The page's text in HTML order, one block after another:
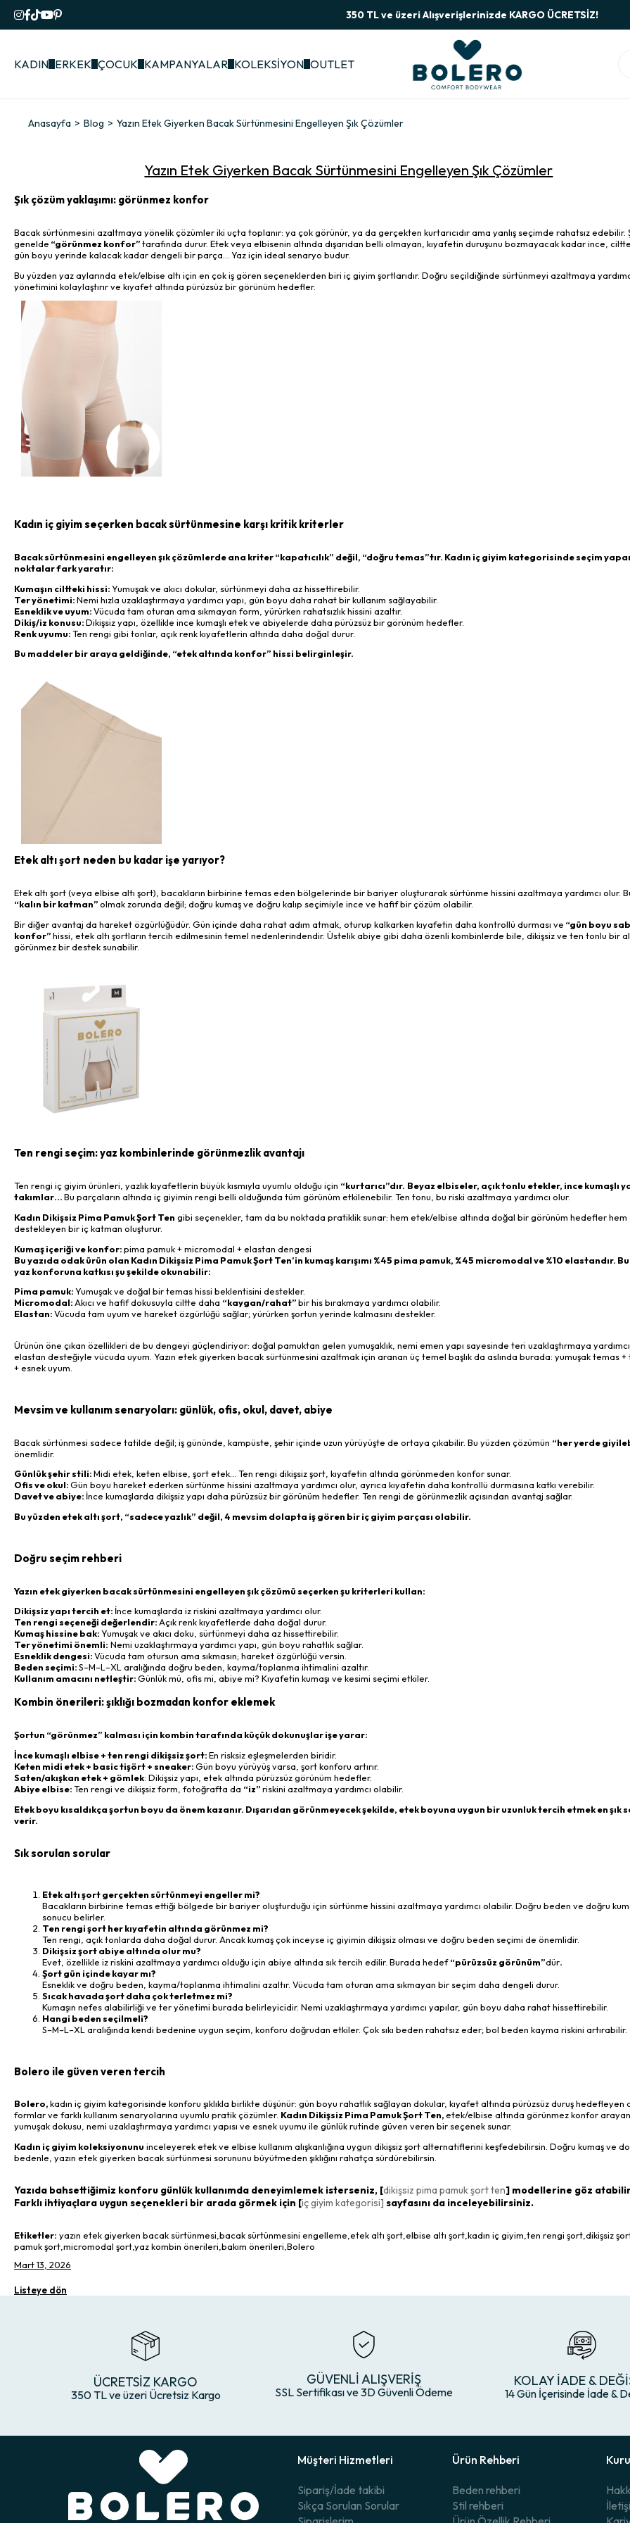
350 TL ve üzeri Alışverişlerinizde KARGO ÜCRETSİZ!
KADIN ERKEK ÇOCUK KAMPANYALAR KOLEKSİYON OUTLET
Anasayfa Blog Yazın Etek Giyerken Bacak Sürtünmesini Engelleyen Şık Çözümler
Yazın Etek Giyerken Bacak Sürtünmesini Engelleyen Şık Çözümler
Şık çözüm yaklaşımı: görünmez konfor
Bacak sürtünmesini azaltmaya yönelik çözümler iki uçta toplanır: ya çok görünür, ya da gerçekten kurtarıcıdır ama yanlış seçimde rahatsız edebilir.
genelde “görünmez konfor”tarafında durur. Etek veya elbisenin altında dışarıdan belli olmayan, kıyafetin duruşunu bozmayacak kadar ince,
gün boyu yerinde kalacak kadar dengeli bir parça… Yaz için ideal senaryo budur.
Bu yüzden yaz aylarında etek/elbise altı için en çok iş gören seçeneklerden biri iç giyim şortlarıdır. Doğru seçildiğinde sürtünmeyi azaltmaya
yönetimini kolaylaştırır ve kıyafet altında pürüzsüz bir görünüm hedefler.
Kadın iç giyim seçerken bacak sürtünmesine karşı kritik kriterler
Bacak sürtünmesini engelleyen şık çözümlerde ana kriter “kapatıcılık” değil, “doğru temas”tır. Kadın iç giyim kategorisinde seçim
noktalar fark yaratır:
Kumaşın ciltteki hissi:Yumuşak ve akıcı dokular, sürtünmeyi daha az hissettirebilir.
Ter yönetimi:Nemi hızla uzaklaştırmaya yardımcı yapı, gün boyu daha rahat bir kullanım sağlayabilir.
Esneklik ve uyum:Vücuda tam oturan ama sıkmayan form, yürürken rahatsızlık hissini azaltır.
Dikiş/iz konusu:Dikişsiz yapı, özellikle ince kumaşlı etek ve abiyelerde daha pürüzsüz bir görünüm hedefler.
Renk uyumu:Ten rengi gibi tonlar, açık renk kıyafetlerin altında daha doğal durur.
Bu maddeler bir araya geldiğinde, “etek altında konfor” hissi belirginleşir.
Etek altı şort neden bu kadar işe yarıyor?
Etek altı şort (veya elbise altı şort), bacakların birbirine temas eden bölgelerinde bir bariyer oluşturarak sürtünme hissini azaltmaya yardımcı olur.
“kalın bir katman”olmak zorunda değil; doğru kumaş ve doğru kalıp seçimiyle ince ve hafif bir çözüm olabilir.
Bir diğer avantaj da hareket özgürlüğüdür. Gün içinde daha rahat adım atmak, oturup kalkarken kıyafetin daha kontrollü durması ve “gün boyu
konfor”hissi, etek altı şortların tercih edilmesinin temel nedenlerindendir. Üstelik abiye gibi daha özenli kombinlerde bile, dikişsiz ve ten tonlu bir
görünmez bir destek sunabilir.
Ten rengi seçim: yaz kombinlerinde görünmezlik avantajı
Ten rengi iç giyim ürünleri, yazlık kıyafetlerin büyük kısmıyla uyumlu olduğu için “kurtarıcı”dır. Beyaz elbiseler, açık tonlu etekler, ince kumaşlı
takımlar…Bu parçaların altında iç giyimin rengi belli olduğunda tüm görünüm etkilenebilir. Ten tonu, bu riski azaltmaya yardımcı olur.
Kadın Dikişsiz Pima Pamuk Şort Ten gibi seçenekler, tam da bu noktada pratiklik sunar: hem etek/elbise altında doğal bir görünüm hedefler hem
destekleyen bir iç katman oluşturur.
Kumaş içeriği ve konfor:pima pamuk + micromodal + elastan dengesi
Bu yazıda odak ürün olan Kadın Dikişsiz Pima Pamuk Şort Ten’in kumaş karışımı %45 pima pamuk, %45 micromodal ve %10 elastandır. Bu
yaz konforuna katkısı şu şekilde okunabilir:
Pima pamuk:Yumuşak ve doğal bir temas hissi beklentisini destekler.
Micromodal:Akıcı ve hafif dokusuyla ciltte daha “kaygan/rahat”bir his bırakmaya yardımcı olabilir.
Elastan:Vücuda tam uyum ve hareket özgürlüğü sağlar; yürürken şortun yerinde kalmasını destekler.
Ürünün öne çıkan özellikleri de bu dengeyi güçlendiriyor: doğal pamuktan gelen yumuşaklık, nemi emen yapı sayesinde teri uzaklaştırmaya
elastan desteğiyle vücuda uyum. Yazın etek giyerken bacak sürtünmesini azaltmak için aranan üç temel başlık da aslında burada: yumuşak temas
+ esnek uyum.
Mevsim ve kullanım senaryoları: günlük, ofis, okul, davet, abiye
Bacak sürtünmesi sadece tatilde değil; iş gününde, kampüste, şehir içinde uzun yürüyüşte de ortaya çıkabilir. Bu yüzden çözümün “her yerde
önemlidir.
Günlük şehir stili:Midi etek, keten elbise, şort etek… Ten rengi dikişsiz şort, kıyafetin altında görünmeden konfor sunar.
Ofis ve okul:Gün boyu hareket ederken sürtünme hissini azaltmaya yardımcı olur, ayrıca kıyafetin daha kontrollü durmasına katkı verebilir.
Davet ve abiye: İnce kumaşlarda dikişsiz yapı daha pürüzsüz bir görünüm hedefler. Ten rengi de görünmezlik açısından avantaj sağlar.
Bu yüzden etek altı şort, “sadece yazlık” değil, 4 mevsim dolapta iş gören bir iç giyim parçası olabilir.
Doğru seçim rehberi
Yazın etek giyerken bacak sürtünmesini engelleyen şık çözümü seçerken şu kriterleri kullan:
Dikişsiz yapı tercih et: İnce kumaşlarda iz riskini azaltmaya yardımcı olur.
Ten rengi seçeneği değerlendir:Açık renk kıyafetlerde daha doğal durur.
Kumaş hissine bak:Yumuşak ve akıcı doku, sürtünmeyi daha az hissettirebilir.
Ter yönetimi önemli: Nemi uzaklaştırmaya yardımcı yapı, gün boyu rahatlık sağlar.
Esneklik dengesi:Vücuda tam otursun ama sıkmasın; hareket özgürlüğü versin.
Beden seçimi:S–M–L–XL aralığında doğru beden, kayma/toplanma ihtimalini azaltır.
Kullanım amacını netleştir:Günlük mü, ofis mi, abiye mi? Kıyafetin kumaşı ve kesimi seçimi etkiler.
Kombin önerileri: şıklığı bozmadan konfor eklemek
Şortun “görünmez” kalması için kombin tarafında küçük dokunuşlar işe yarar:
İnce kumaşlı elbise + ten rengi dikişsiz şort:En risksiz eşleşmelerden biridir.
Keten midi etek + basic tişört + sneaker:Gün boyu yürüyüş varsa, şort konforu artırır.
Saten/akışkan etek + gömlek: Dikişsiz yapı, etek altında pürüzsüz görünüm hedefler.
Abiye elbise:Ten rengi ve dikişsiz form, fotoğrafta da “iz”riskini azaltmaya yardımcı olabilir.
Etek boyu kısaldıkça şortun boyu da önem kazanır. Dışarıdan görünmeyecek şekilde, etek boyuna uygun bir uzunluk tercih etmek en şık
verir.
Sık sorulan sorular
Etek altı şort gerçekten sürtünmeyi engeller mi?
Bacakların birbirine temas ettiği bölgede bir bariyer oluşturduğu için sürtünme hissini azaltmaya yardımcı olabilir. Doğru beden ve doğru
sonucu belirler.
Ten rengi şort her kıyafetin altında görünmez mi?
Ten rengi, açık tonlarda daha doğal durur. Ancak kumaş çok inceyse iç giyimin dikişsiz olması ve doğru beden seçimi de önemlidir.
Dikişsiz şort abiye altında olur mu?
Evet, özellikle iz riskini azaltmaya yardımcı olduğu için abiye altında sık tercih edilir. Burada hedef“pürüzsüz görünüm”dür.
Şort gün içinde kayar mı?
Esneklik ve doğru beden, kayma/toplanma ihtimalini azaltır. Vücuda tam oturan ama sıkmayan bir seçim daha dengeli durur.
Sıcak havada şort daha çok terletmez mi?
Kumaşın nefes alabilirliği ve ter yönetimi burada belirleyicidir. Nemi uzaklaştırmaya yardımcı yapılar, gün boyu daha rahat hissettirebilir.
Hangi beden seçilmeli?
S–M–L–XL aralığında kendi bedenine uygun seçim, konforu doğrudan etkiler. Çok sıkı beden rahatsız eder; bol beden kayma riskini artırabilir.
Bolero ile güven veren tercih
Bolero,kadın iç giyim kategorisinde konforu şıklıkla birlikte düşünür: gün boyu rahatlık sağlayan dokular, kıyafet altında pürüzsüz duruş hedefleyen
formlar ve farklı kullanım senaryolarına uyumlu pratik çözümler. Kadın Dikişsiz Pima Pamuk Şort Ten,etek/elbise altında görünmez konfor
yumuşak dokusu, nemi uzaklaştırmaya yardımcı yapısı ve esnek uyumu ile günlük rutinde güven veren bir seçenek sunar.
Kadın iç giyim koleksiyonunu inceleyerek etek ve elbise kullanım alışkanlığına uygun dikişsiz şort alternatiflerini keşfedebilirsin. Doğru kumaş ve
bedenle, yazın etek giyerken bacak sürtünmesi sorununu büyütmeden şıklığını rahatça sürdürebilirsin.
Yazıda bahsettiğimiz konforu günlük kullanımda deneyimlemek isterseniz, [dikişsiz pima pamuk şort ten] modellerine göz
Farklı ihtiyaçlara uygun seçenekleri bir arada görmek için [iç giyim kategorisi] sayfasını da inceleyebilirsiniz.
Etiketler: yazın etek giyerken bacak sürtünmesi,bacak sürtünmesini engelleme,etek altı şort,elbise altı şort,kadın iç giyim,ten rengi şort,dikişsiz
pamuk şort,micromodal şort,yaz kombin önerileri,bakım önerileri,Bolero
Mart 13, 2026
Listeye dön
ÜCRETSİZ KARGO
350 TL ve üzeri Ücretsiz Kargo
GÜVENLİ ALIŞVERİŞ
SSL Sertifikası ve 3D Güvenli Ödeme
KOLAY İADE &
14 Gün İçerisinde İade &
Müşteri Hizmetleri
Sipariş/İade takibi
Sıkça Sorulan Sorular
Ürün Rehberi
Beden rehberi
Stil rehberi